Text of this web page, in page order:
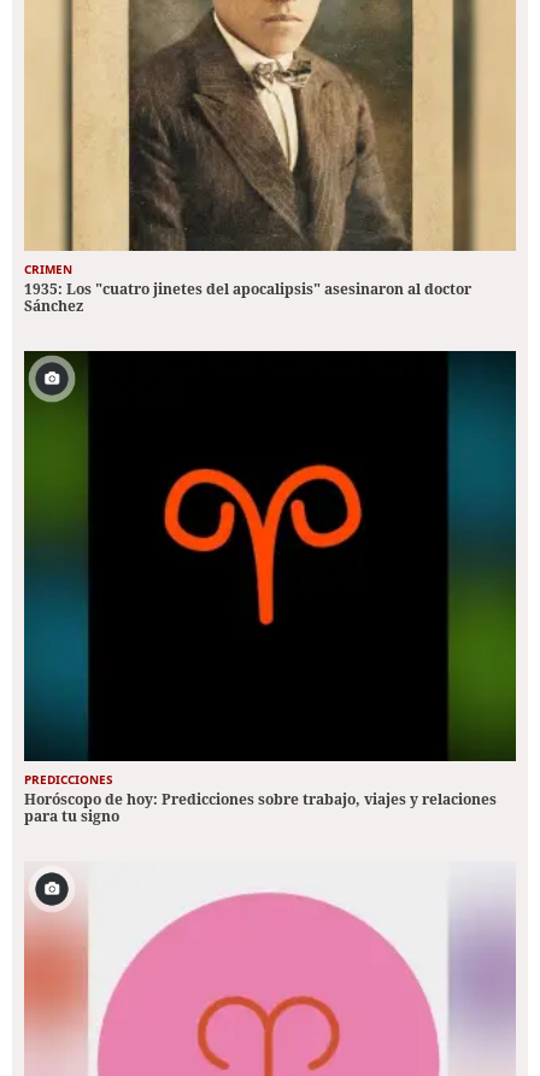
CRIMEN
1935: Los "cuatro jinetes del apocalipsis" asesinaron al doctor
Sánchez
PREDICCIONES
Horóscopo de hoy: Predicciones sobre trabajo, viajes y relaciones
para tu signo